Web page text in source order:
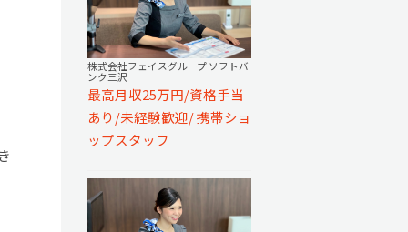
株式会社フェイスグループ ソフトバ
ンク三沢
最高月収25万円/資格手当
あり/未経験歓迎/ 携帯ショ
ップスタッフ